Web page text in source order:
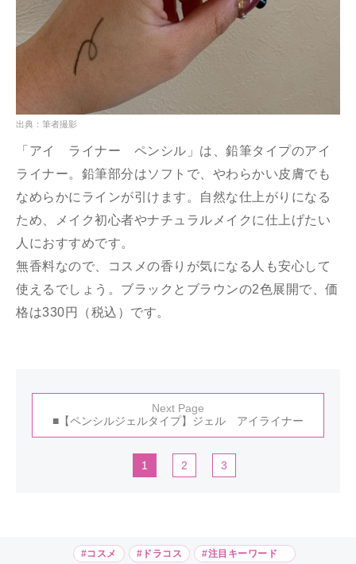
出典：筆者撮影
「アイ ライナー ペンシル」は、鉛筆タイプのアイ
ライナー。鉛筆部分はソフトで、やわらかい皮膚でも
なめらかにラインが引けます。自然な仕上がりになる
ため、メイク初心者やナチュラルメイクに仕上げたい
人におすすめです。
無香料なので、コスメの香りが気になる人も安心して
使えるでしょう。ブラックとブラウンの2色展開で、価
格は330円（税込）です。
Next Page
■【ペンシルジェルタイプ】ジェル アイライナー
1 2 3
#コスメ #ドラコス #注目キーワード